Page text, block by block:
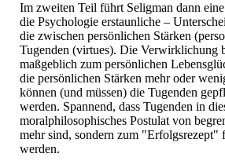
Im zweiten Teil führt Seligman dann
die Psychologie erstaunliche –
die zwischen persönlichen Stärken
Tugenden (virtues). Die Verwirklichung
maßgeblich zum persönlichen
die persönlichen Stärken mehr oder
können (und müssen) die Tugenden
werden. Spannend, dass Tugenden in
moralphilosophisches Postulat von
mehr sind, sondern zum "Erfolgsrezept"
werden.